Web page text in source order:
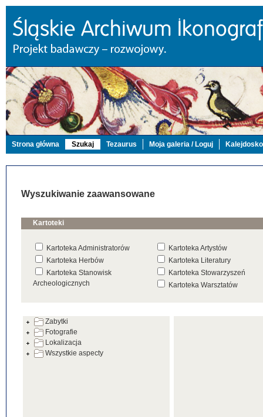
Strona główna Szukaj Tezaurus Moja galeria / Loguj
Wyszukiwanie zaawansowane
Kartoteki
Kartoteka Administratorów
Kartoteka Artystów
Kartoteka Herbów
Kartoteka Literatury
Kartoteka Stanowisk
Archeologicznych
Kartoteka Stowarzyszeń
Kartoteka Warsztatów
Zabytki
Fotografie
Lokalizacja
Wszystkie aspecty